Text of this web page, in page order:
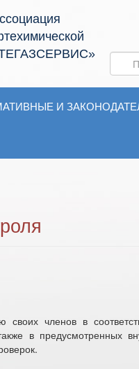
И
своих членов в
в предусмотренных